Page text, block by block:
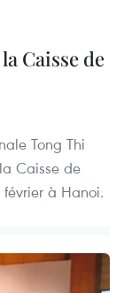
Caisse de
Tong Thi
Caisse de
à Hanoi.